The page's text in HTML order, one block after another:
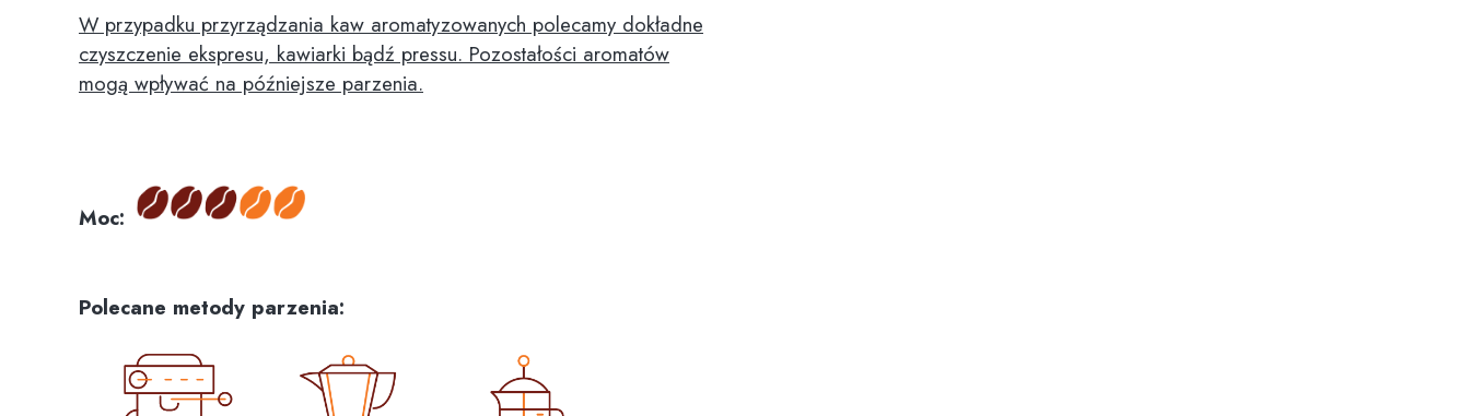
W przypadku przyrządzania kaw aromatyzowanych polecamy dokładne
czyszczenie ekspresu, kawiarki bądź pressu. Pozostałości aromatów
mogą wpływać na późniejsze parzenia.
Moc:
Polecane metody parzenia: